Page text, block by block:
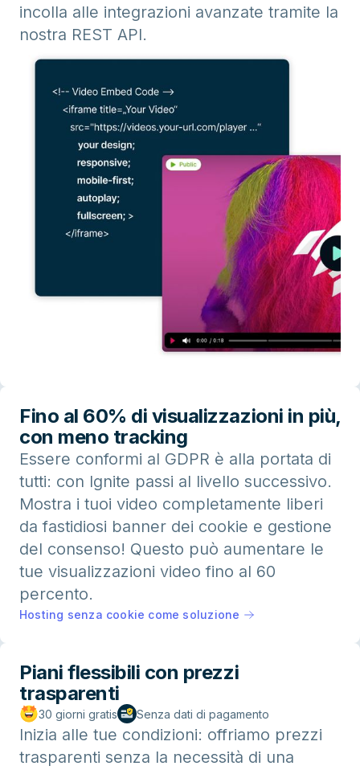
incolla alle integrazioni avanzate tramite la
nostra REST API.
Fino al 60% di visualizzazioni in più,
con meno tracking
Essere conformi al GDPR è alla portata di
tutti: con Ignite passi al livello successivo.
Mostra i tuoi video completamente liberi
da fastidiosi banner dei cookie e gestione
del consenso! Questo può aumentare le
tue visualizzazioni video fino al 60
percento.
Hosting senza cookie come soluzione
Piani flessibili con prezzi
trasparenti
30 giorni gratis Senza dati di pagamento
Inizia alle tue condizioni: offriamo prezzi
trasparenti senza la necessità di una